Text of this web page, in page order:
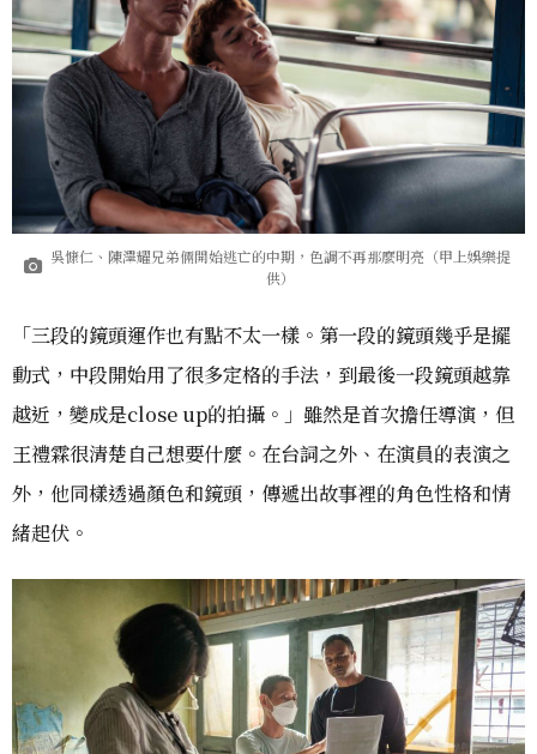
吳慷仁、陳澤耀兄弟倆開始逃亡的中期，色調不再那麼明亮（甲上娛樂提
供）
「三段的鏡頭運作也有點不太一樣。第一段的鏡頭幾乎是擺
動式，中段開始用了很多定格的手法，到最後一段鏡頭越靠
越近，變成是close up的拍攝。」雖然是首次擔任導演，但
王禮霖很清楚自己想要什麼。在台詞之外、在演員的表演之
外，他同樣透過顏色和鏡頭，傳遞出故事裡的角色性格和情
緒起伏。